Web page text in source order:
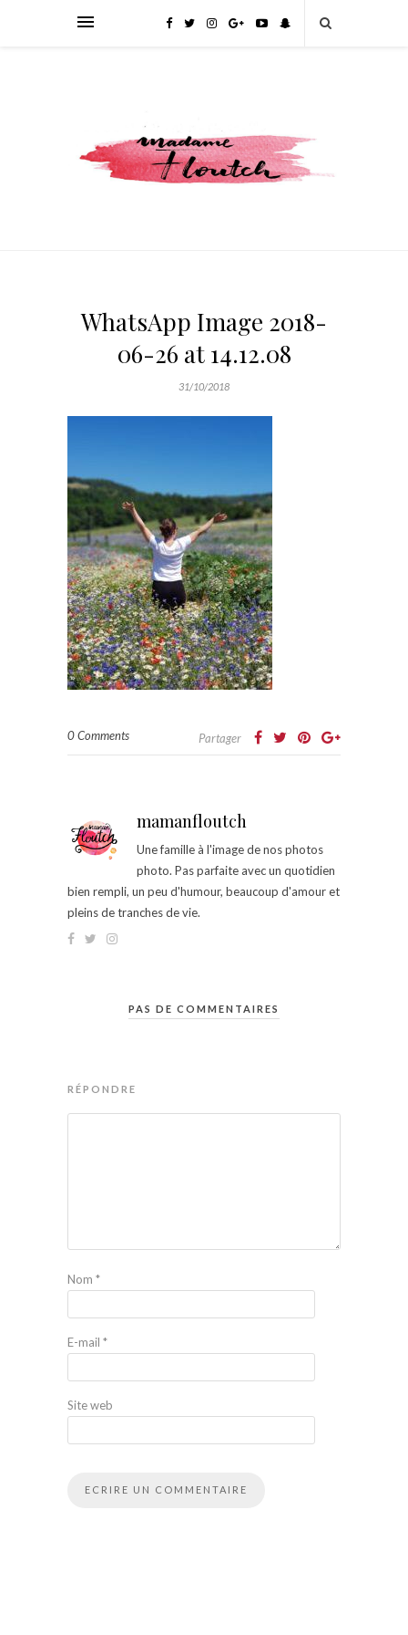
WhatsApp Image 2018-
06-26 at 14.12.08
31/10/2018
0 Comments Partager
mamanfloutch
Une famille à l'image de nos photos
photo. Pas parfaite avec un quotidien
bien rempli, un peu d'humour, beaucoup d'amour et
pleins de tranches de vie.
PAS DE COMMENTAIRES
RÉPONDRE
Nom *
E-mail *
Site web